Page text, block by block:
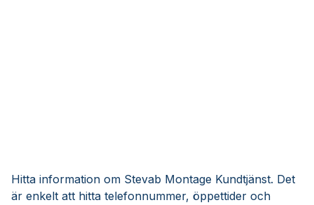
Hitta information om Stevab Montage Kundtjänst. Det
är enkelt att hitta telefonnummer, öppettider och